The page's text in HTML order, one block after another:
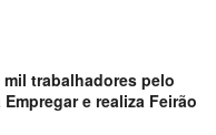
trabalhadores pelo
e realiza Feirão